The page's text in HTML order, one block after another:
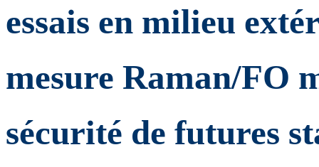
essais en milieu
mesure Raman/FO
sécurité de futures